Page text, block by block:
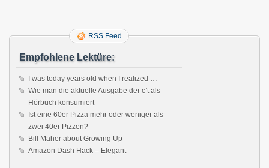
RSS Feed
Empfohlene Lektüre:
I was today years old when I realized …
Wie man die aktuelle Ausgabe der c’t als
Hörbuch konsumiert
Ist eine 60er Pizza mehr oder weniger als
zwei 40er Pizzen?
Bill Maher about Growing Up
Amazon Dash Hack – Elegant